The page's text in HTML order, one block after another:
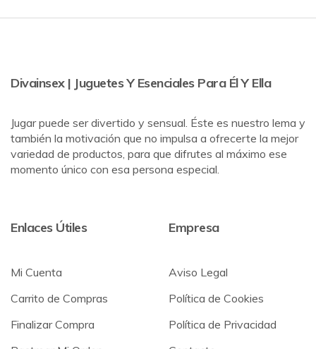
Divainsex | Juguetes Y Esenciales Para Él Y Ella
Jugar puede ser divertido y sensual. Éste es nuestro lema y
también la motivación que no impulsa a ofrecerte la mejor
variedad de productos, para que difrutes al máximo ese
momento único con esa persona especial.
Enlaces Útiles
Mi Cuenta
Carrito de Compras
Finalizar Compra
Empresa
Aviso Legal
Política de Cookies
Política de Privacidad